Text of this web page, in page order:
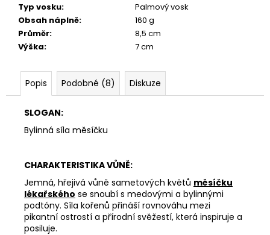
Typ vosku:
Palmový vosk
Obsah náplně:
160 g
Průměr:
8,5 cm
Výška: 7 cm
Popis Podobné (8) Diskuze
SLOGAN:
Bylinná síla měsíčku
CHARAKTERISTIKA VŮNĚ:
Jemná, hřejivá vůně sametových květů měsíčku
lékařského se snoubí s medovými a bylinnými
podtóny. Síla kořenů přináší rovnováhu mezi
pikantní ostrostí a přírodní svěžestí, která inspiruje a
posiluje.
SET
10
KS
ČAJOVÝCH
SVÍČEK
PLECHU
BEZ
Kč